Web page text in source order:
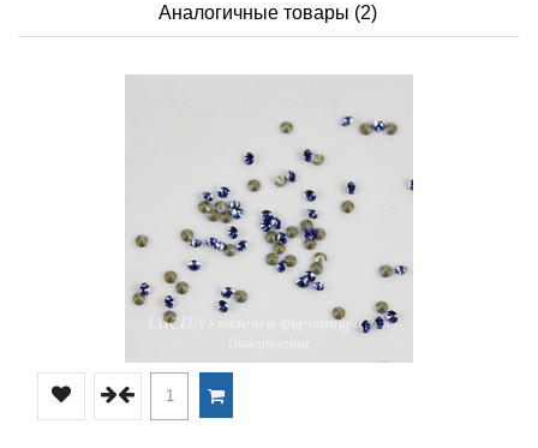
Аналогичные товары (2)